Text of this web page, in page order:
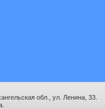
обл., ул. Ленина, 33.